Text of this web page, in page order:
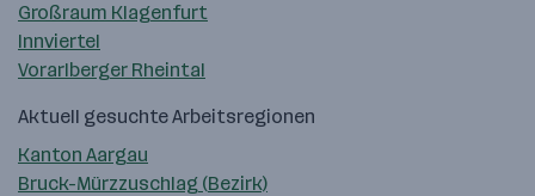
Großraum Klagenfurt
Innviertel
Vorarlberger Rheintal
Aktuell gesuchte Arbeitsregionen
Kanton Aargau
Bruck-Mürzzuschlag (Bezirk)